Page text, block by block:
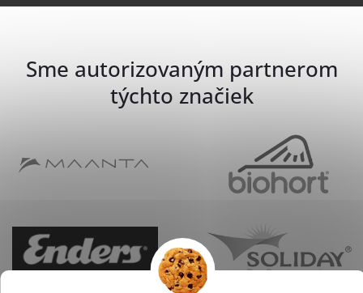
Sme autorizovaným partnerom
týchto značiek